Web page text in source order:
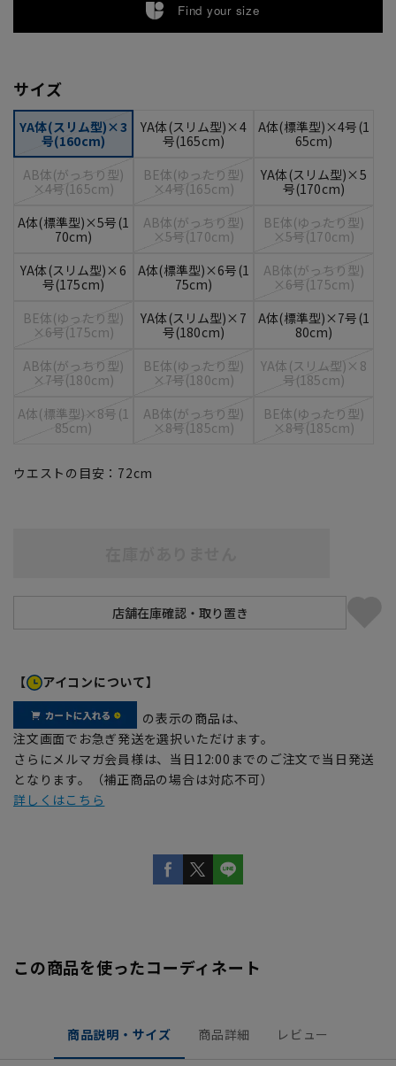
Find your size
サイズ
YA体(スリム型)×3
号(160cm)
YA体(スリム型)×4
号(165cm)
A体(標準型)×4号(1
65cm)
AB体(がっちり型)
×4号(165cm)
BE体(ゆったり型)
×4号(165cm)
YA体(スリム型)×5
号(170cm)
A体(標準型)×5号(1
70cm)
AB体(がっちり型)
×5号(170cm)
BE体(ゆったり型)
×5号(170cm)
YA体(スリム型)×6
号(175cm)
A体(標準型)×6号(1
75cm)
AB体(がっちり型)
×6号(175cm)
BE体(ゆったり型)
×6号(175cm)
YA体(スリム型)×7
号(180cm)
A体(標準型)×7号(1
80cm)
AB体(がっちり型)
×7号(180cm)
BE体(ゆったり型)
×7号(180cm)
YA体(スリム型)×8
号(185cm)
A体(標準型)×8号(1
85cm)
AB体(がっちり型)
×8号(185cm)
BE体(ゆったり型)
×8号(185cm)
ウエストの目安： 72cm
【 アイコンについて】
の表示の商品は、
注文画面でお急ぎ発送を選択いただけます。
さらにメルマガ会員様は、当日12:00までのご注文で当日発送
となります。（補正商品の場合は対応不可）
詳しくはこちら
この商品を使ったコーディネート
商品説明・サイズ 商品詳細 レビュー